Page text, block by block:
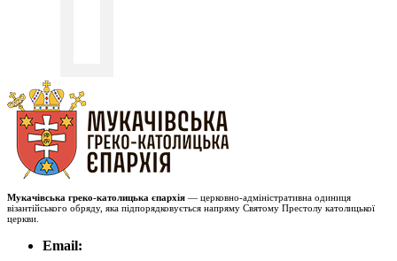
Мукачівська греко-католицька єпархія — церковно-адміністративна одиниця
візантійського обряду, яка підпорядковується напряму Святому Престолу католицької
церкви.
Email: